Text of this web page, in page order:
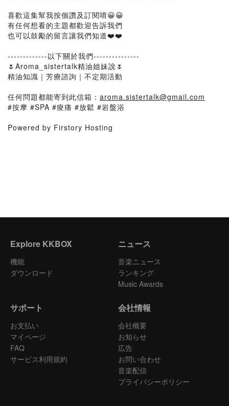
喜歡這集幫我按個讚及訂閱唷😀😀
有任何想看的主題都歡迎告訴我們
也可以鼓勵的留言讓我們知道❤️❤️
-------------以下關於我們---------------
🌷Aroma_sistertalk精油姐妹說🌷
精油知識｜芳療諮詢｜不定期活動
任何問題都能寄到此信箱： aroma.sistertalk@gmail.com
#按摩 #SPA #痠痛 #放鬆 #岩盤浴
Powered by Firstory Hosting
Explore KKBOX
機能
ダウンロード
ニュース
音楽ニュース
ランキング
Music Awards
サポート
お支払い
マイページ
FAQ
サービス利用規約
会社情報
会社概要
お知らせ
広告
お問い合わせ
音楽配信
プライバシーポリシー